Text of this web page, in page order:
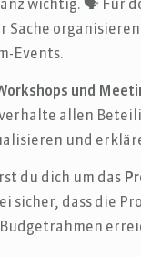
wichtig. 🗣 Für
Sache
Events.
und
allen
und
du dich um das
sicher, dass die